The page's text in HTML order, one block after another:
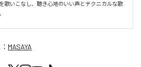
歌いこなし、聴き心地のいい声とテクニカルな歌
MASAYA